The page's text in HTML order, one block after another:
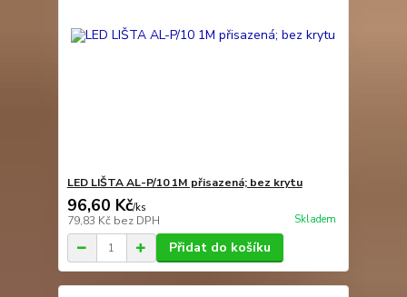
LED LIŠTA AL-P/10 1M přisazená; bez krytu
96,60 Kč/ks
79,83 Kč bez DPH Skladem
Přidat do košíku